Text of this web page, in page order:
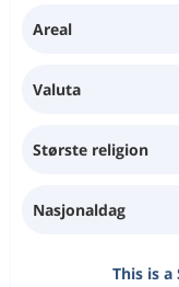
Areal
Valuta
Største religion
Nasjonaldag
This is